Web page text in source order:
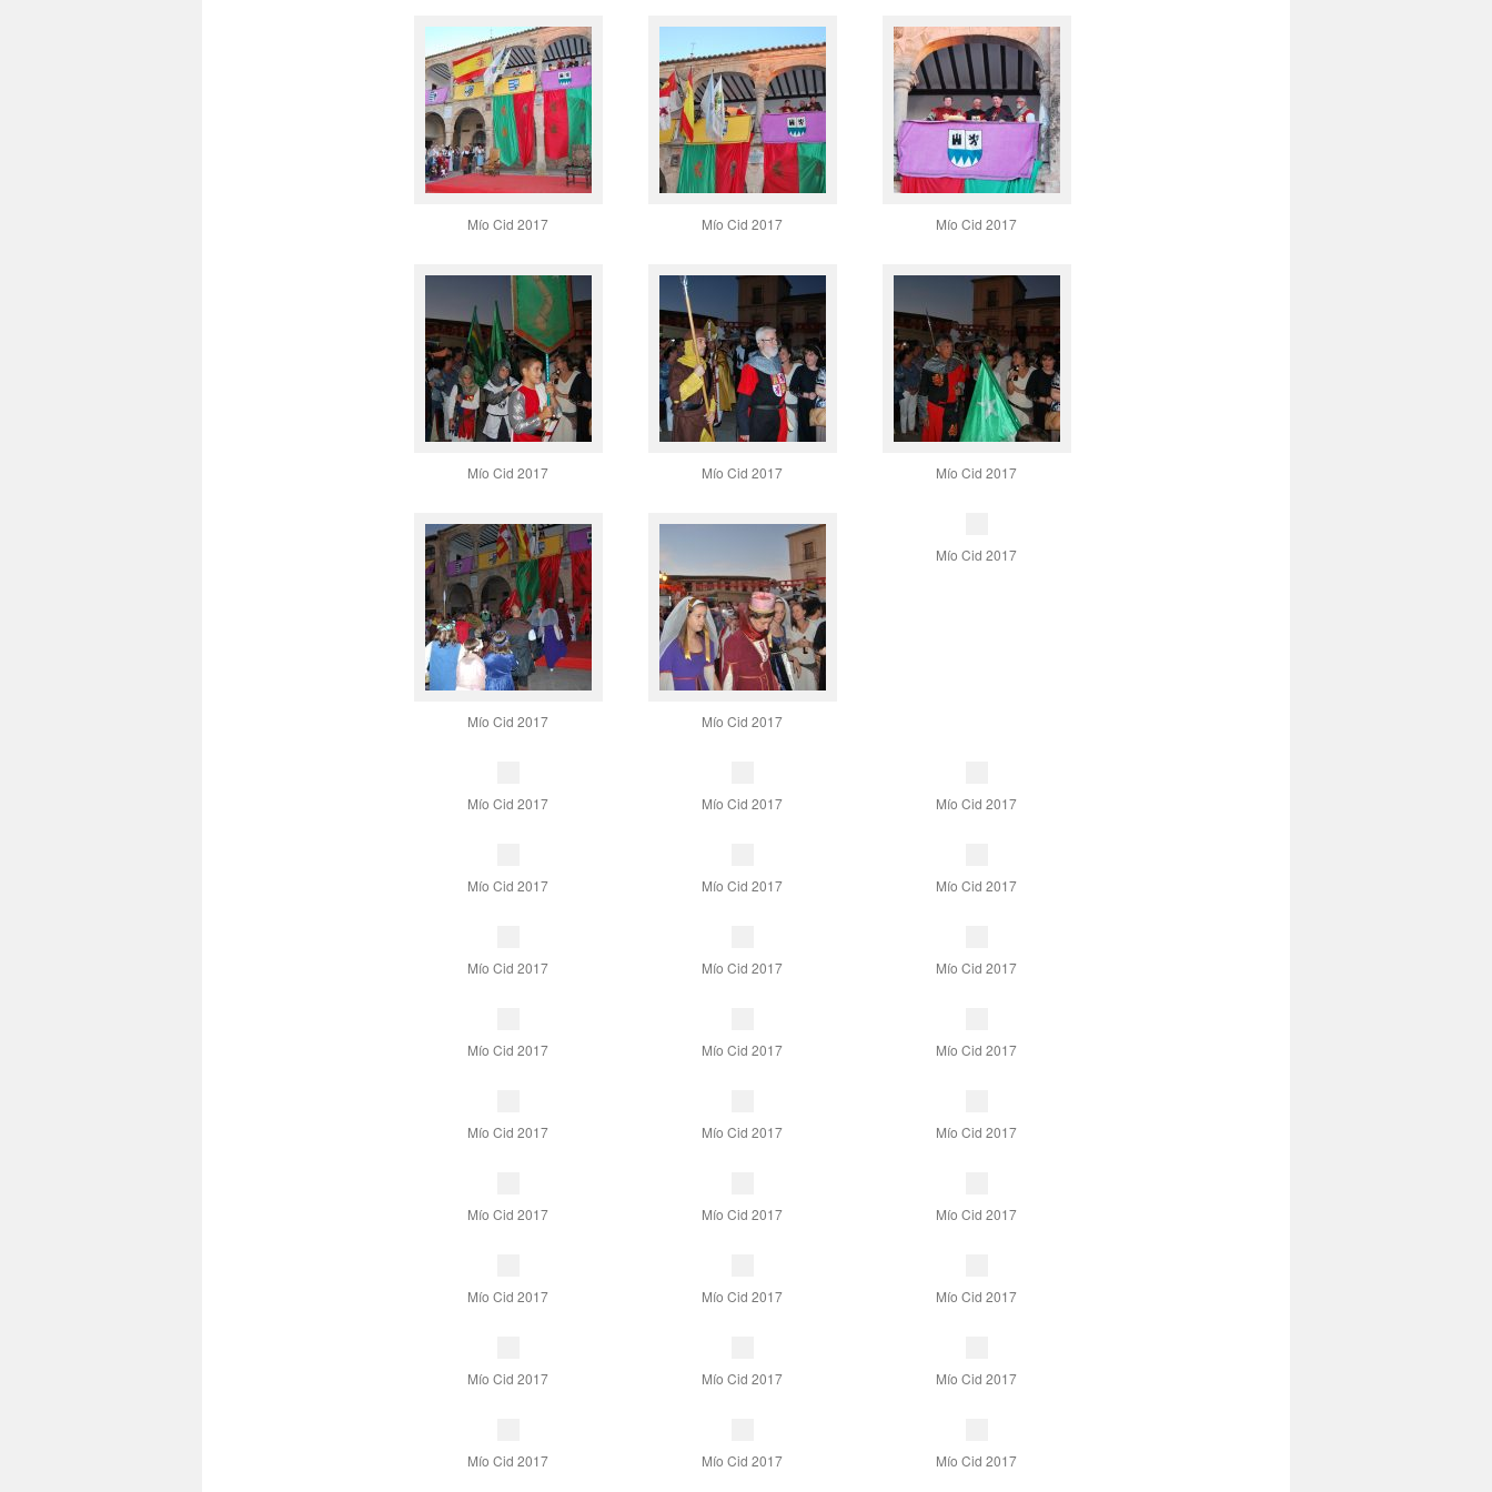
Mío Cid 2017 Mío Cid 2017 Mío Cid 2017
Mío Cid 2017 Mío Cid 2017 Mío Cid 2017
Mío Cid 2017 Mío Cid 2017
Mío Cid 2017
Mío Cid 2017 Mío Cid 2017 Mío Cid 2017
Mío Cid 2017 Mío Cid 2017 Mío Cid 2017
Mío Cid 2017 Mío Cid 2017 Mío Cid 2017
Mío Cid 2017 Mío Cid 2017 Mío Cid 2017
Mío Cid 2017 Mío Cid 2017 Mío Cid 2017
Mío Cid 2017 Mío Cid 2017 Mío Cid 2017
Mío Cid 2017 Mío Cid 2017 Mío Cid 2017
Mío Cid 2017 Mío Cid 2017 Mío Cid 2017
Mío Cid 2017 Mío Cid 2017 Mío Cid 2017